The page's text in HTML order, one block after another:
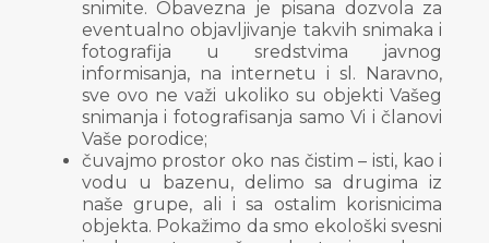
snimite. Obavezna je pisana dozvola za
eventualno objavljivanje takvih snimaka i
fotografija u sredstvima javnog
informisanja, na internetu i sl. Naravno,
sve ovo ne važi ukoliko su objekti Vašeg
snimanja i fotografisanja samo Vi i članovi
Vaše porodice;
čuvajmo prostor oko nas čistim – isti, kao i
vodu u bazenu, delimo sa drugima iz
naše grupe, ali i sa ostalim korisnicima
objekta. Pokažimo da smo ekološki svesni